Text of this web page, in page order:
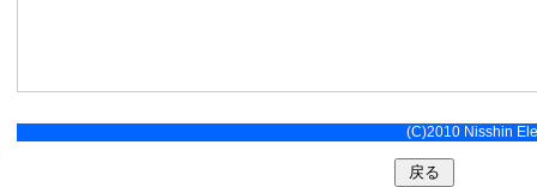
(C)2010 Nisshin